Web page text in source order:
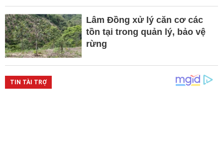
Lâm Đồng xử lý căn cơ các
tồn tại trong quản lý, bảo vệ
rừng